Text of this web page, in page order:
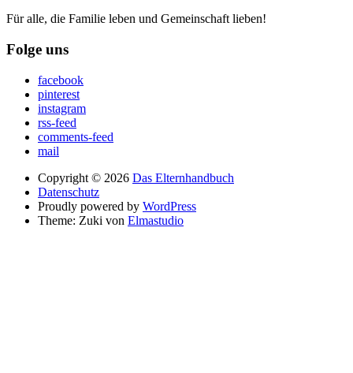
Für alle, die Familie leben und Gemeinschaft lieben!
Folge uns
facebook
pinterest
instagram
rss-feed
comments-feed
mail
Copyright © 2026 Das Elternhandbuch
Datenschutz
Proudly powered by WordPress
Theme: Zuki von Elmastudio